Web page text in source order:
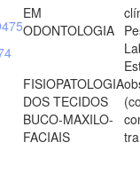
EM
ODONTOLOGIA
FISIOPATOLOGIA
DOS TECIDOS
BUCO-MAXILO-
FACIAIS